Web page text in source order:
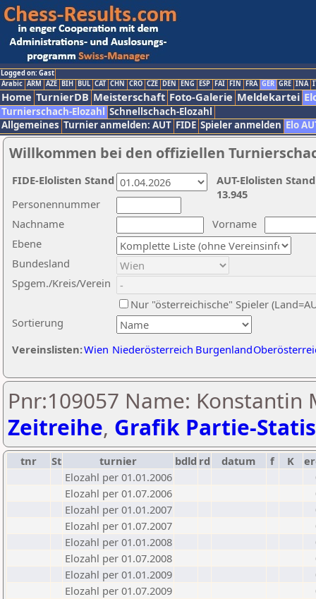
Logged on: Gast
Arabic ARM AZE BIH BUL CAT CHN CRO CZE DEN ENG ESP FAI FIN FRA GER GRE INA
Home TurnierDB Meisterschaft Foto-Galerie Meldekartei
Turnierschach-Elozahl Schnellschach-Elozahl
Allgemeines Turnier anmelden: AUT FIDE Spieler anmelden Elo
Willkommen bei den offiziellen
Nachname
Vorname
Ebene
Sortierung
Personennummer
Bundesland
Spgem./Kreis/Verein
Nur "österreichische" Spieler
Vereinslisten:Wien Niederösterreich Burgenland
AUT-Elolisten
13.945
FIDE-Elolisten Stand
Pnr:109057 Name: Konstantin
Zeitreihe, Grafik Partie-
tnr St turnier bdld rd datum f K
Elozahl per 01.01.2006
Elozahl per 01.07.2006
Elozahl per 01.01.2007
Elozahl per 01.07.2007
Elozahl per 01.01.2008
Elozahl per 01.07.2008
Elozahl per 01.01.2009
Elozahl per 01.07.2009